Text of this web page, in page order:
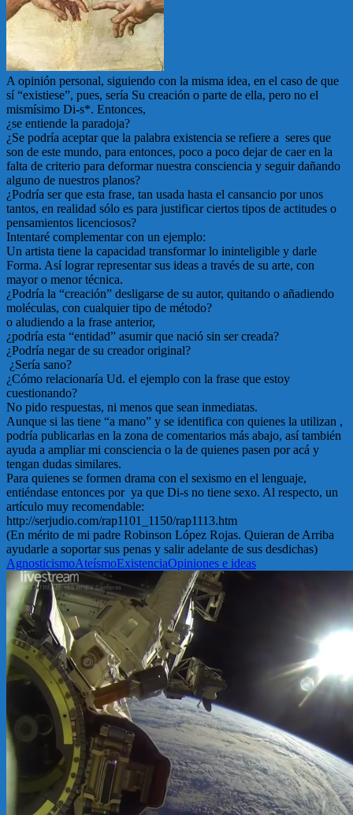
A opinión personal, siguiendo con la misma idea, en el caso de que
sí “existiese”, pues, sería Su creación o parte de ella, pero no el
mismísimo Di-s*. Entonces,
¿se entiende la paradoja?
¿Se podría aceptar que la palabra existencia se refiere a seres que
son de este mundo, para entonces, poco a poco dejar de caer en la
falta de criterio para deformar nuestra consciencia y seguir dañando
alguno de nuestros planos?
¿Podría ser que esta frase, tan usada hasta el cansancio por unos
tantos, en realidad sólo es para justificar ciertos tipos de actitudes o
pensamientos licenciosos?
Intentaré complementar con un ejemplo:
Un artista tiene la capacidad transformar lo ininteligible y darle
Forma. Así lograr representar sus ideas a través de su arte, con
mayor o menor técnica.
¿Podría la “creación” desligarse de su autor, quitando o añadiendo
moléculas, con cualquier tipo de método?
o aludiendo a la frase anterior,
¿podría esta “entidad” asumir que nació sin ser creada?
¿Podría negar de su creador original?
¿Sería sano?
¿Cómo relacionaría Ud. el ejemplo con la frase que estoy
cuestionando?
No pido respuestas, ni menos que sean inmediatas.
Aunque si las tiene “a mano” y se identifica con quienes la utilizan ,
podría publicarlas en la zona de comentarios más abajo, así también
ayuda a ampliar mi consciencia o la de quienes pasen por acá y
tengan dudas similares.
Para quienes se formen drama con el sexismo en el lenguaje,
entiéndase entonces por ya que Di-s no tiene sexo. Al respecto, un
artículo muy recomendable:
http://serjudio.com/rap1101_1150/rap1113.htm
(En mérito de mi padre Robinson López Rojas. Quieran de Arriba
ayudarle a soportar sus penas y salir adelante de sus desdichas)
AgnosticismoAteísmoExistenciaOpiniones e ideas